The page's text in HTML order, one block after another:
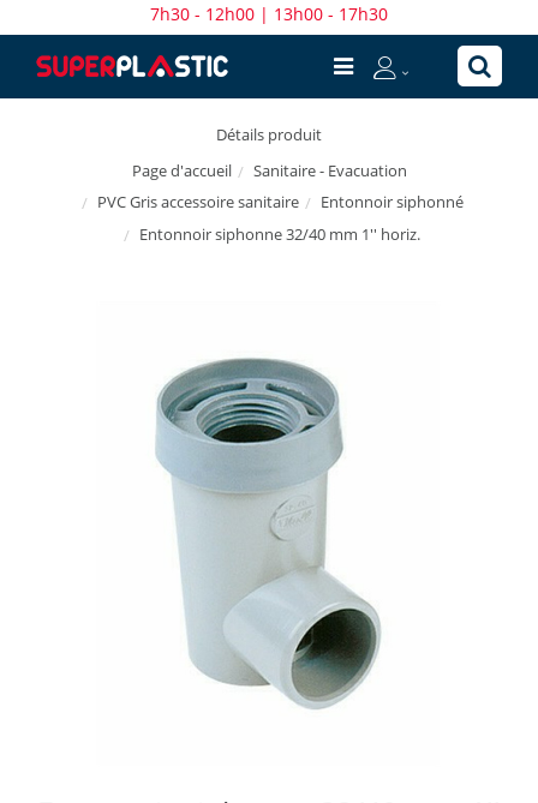
7h30 - 12h00 | 13h00 - 17h30
Détails produit
Page d'accueil
Sanitaire - Evacuation
PVC Gris accessoire sanitaire
Entonnoir siphonné
Entonnoir siphonne 32/40 mm 1'' horiz.